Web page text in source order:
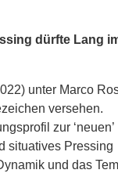
dürfte Lang
unter Marco
versehen.
zur ‘neuen’
situatives Pressing
und das